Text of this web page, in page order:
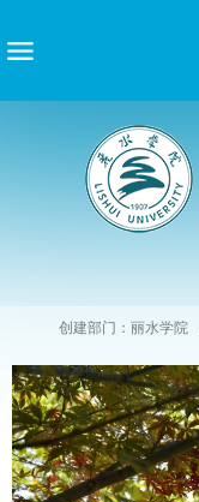
创建部门：丽水学院